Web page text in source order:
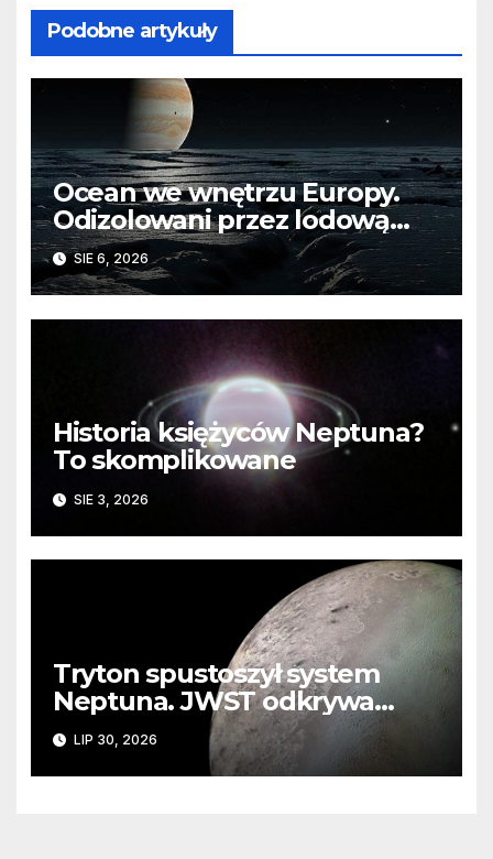
Podobne artykuły
Ocean we wnętrzu Europy.
Odizolowani przez lodową
barierę
SIE 6, 2026
Historia księżyców Neptuna?
To skomplikowane
SIE 3, 2026
Tryton spustoszył system
Neptuna. JWST odkrywa
ślady kosmicznej katastrofy i
zaginionego lodu
LIP 30, 2026